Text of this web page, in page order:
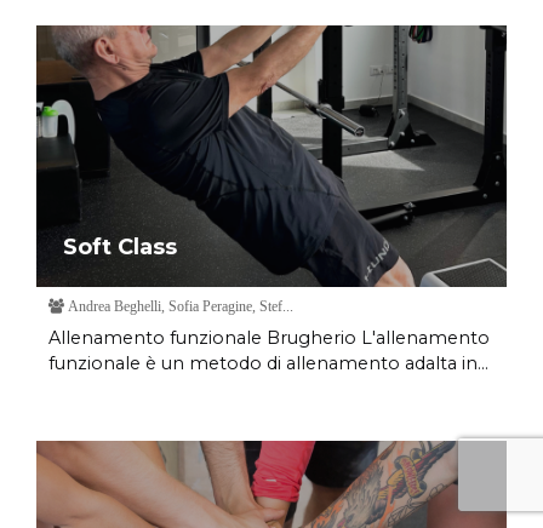
Soft Class
Andrea Beghelli, Sofia Peragine, Stef...
Allenamento funzionale Brugherio L'allenamento
funzionale è un metodo di allenamento adalta in...